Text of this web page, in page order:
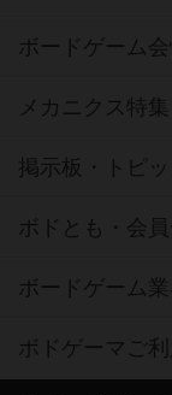
ボードゲーム会
メカニクス特集
掲示板・トピッ
ボドとも・会員
ボードゲーム
ボドゲーマご